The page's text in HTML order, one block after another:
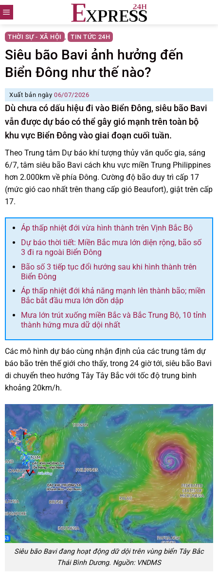
Skip
to
content
THỜI SỰ - XÃ HỘI , TIN TỨC 24H
Siêu bão Bavi ảnh hưởng đến
Biển Đông như thế nào?
Xuất bản ngày06/07/2026
Dù chưa có dấu hiệu đi vào Biển Đông, siêu bão Bavi
vẫn được dự báo có thể gây gió mạnh trên toàn bộ
khu vực Biển Đông vào giai đoạn cuối tuần.
Theo Trung tâm Dự báo khí tượng thủy văn quốc gia, sáng
6/7, tâm siêu bão Bavi cách khu vực miền Trung Philippines
hơn 2.000km về phía Đông. Cường độ bão duy trì cấp 17
(mức gió cao nhất trên thang cấp gió Beaufort), giật trên cấp
17.
Áp thấp nhiệt đới vừa hình thành trên Vịnh Bắc Bộ
Dự báo thời tiết: Miền Bắc mưa lớn diện rộng, bão số
3 đi ra ngoài Biển Đông
Bão số 3 tiếp tục đổi hướng sau khi hình thành trên
Biển Đông
Áp thấp nhiệt đới khả năng mạnh lên thành bão; miền
Bắc bắt đầu mưa lớn dồn dập
Mưa lớn trút xuống miền Bắc và Bắc Trung Bộ, 10 tỉnh
thành hứng mưa dữ dội nhất
Các mô hình dự báo cùng nhận định của các trung tâm dự
báo bão trên thế giới cho thấy, trong 24 giờ tới, siêu bão Bavi
di chuyển theo hướng Tây Tây Bắc với tốc độ trung bình
khoảng 20km/h.
Siêu bão Bavi đang hoạt động dữ dội trên vùng biển Tây Bắc
Thái Bình Dương. Nguồn: VNDMS